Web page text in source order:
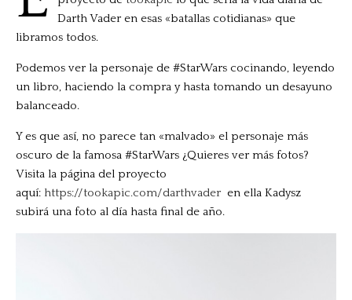
Darth Vader en esas «batallas cotidianas» que
libramos todos.
Podemos ver la personaje de #StarWars cocinando, leyendo
un libro, haciendo la compra y hasta tomando un desayuno
balanceado.
Y es que así, no parece tan «malvado» el personaje más
oscuro de la famosa #StarWars ¿Quieres ver más fotos?
Visita la página del proyecto
aquí: https://tookapic.com/darthvader en ella Kadysz
subirá una foto al día hasta final de año.